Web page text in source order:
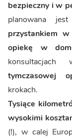
bezpieczny i w
planowana
przystankiem
opiekę w
tymczasowej
krokach.
Tysiące
wysokimi
(!), w calej